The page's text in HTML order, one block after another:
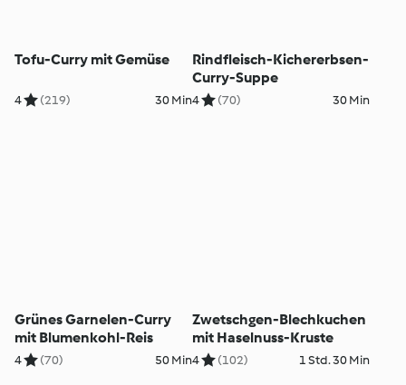
Tofu-Curry mit Gemüse
4 (219) 30 Min
Rindfleisch-Kichererbsen-
Curry-Suppe
4 (70) 30 Min
Grünes Garnelen-Curry
mit Blumenkohl-Reis
4 (70) 50 Min
Zwetschgen-Blechkuchen
mit Haselnuss-Kruste
4 (102) 1 Std. 30 Min